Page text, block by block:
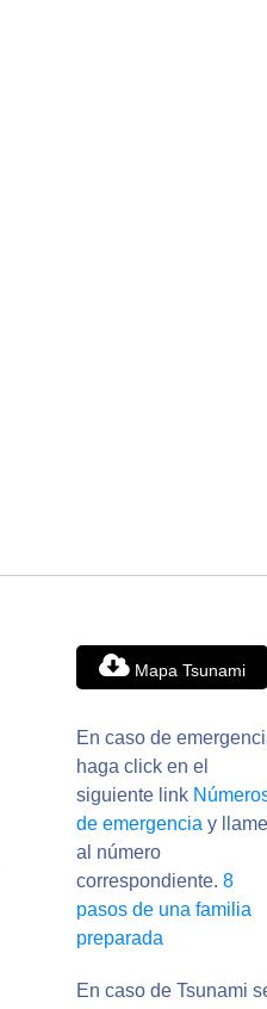
Mapa Tsunami
En caso de
haga click en el
siguiente link
de emergencia y llame
al número
correspondiente. 8
pasos de una familia
preparada
En caso de Tsunami